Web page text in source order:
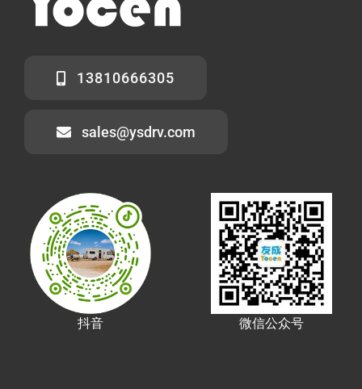
13810666305
sales@ysdrv.com
抖音 微信公众号